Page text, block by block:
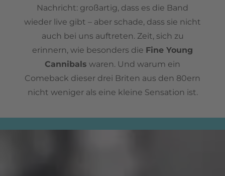
Nachricht: großartig, dass es die Band
wieder live gibt – aber schade, dass sie nicht
auch bei uns auftreten. Zeit, sich zu
erinnern, wie besonders die Fine Young
Cannibals waren. Und warum ein
Comeback dieser drei Briten aus den 80ern
nicht weniger als eine kleine Sensation ist.